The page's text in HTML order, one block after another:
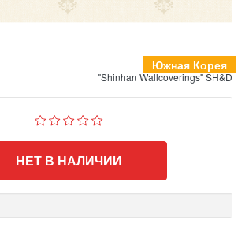
Южная Корея
"Shinhan Wallcoverings" SH&D
НЕТ В НАЛИЧИИ